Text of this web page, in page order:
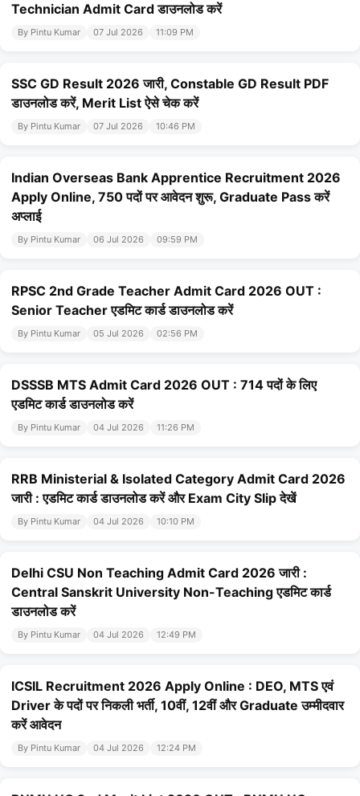
Technician Admit Card डाउनलोड करें
By Pintu Kumar 07 Jul 2026 11:09 PM
SSC GD Result 2026 जारी, Constable GD Result PDF
डाउनलोड करें, Merit List ऐसे चेक करें
By Pintu Kumar 07 Jul 2026 10:46 PM
Indian Overseas Bank Apprentice Recruitment 2026
Apply Online, 750 पदों पर आवेदन शुरू, Graduate Pass करें
अप्लाई
By Pintu Kumar 06 Jul 2026 09:59 PM
RPSC 2nd Grade Teacher Admit Card 2026 OUT :
Senior Teacher एडमिट कार्ड डाउनलोड करें
By Pintu Kumar 05 Jul 2026 02:56 PM
DSSSB MTS Admit Card 2026 OUT : 714 पदों के लिए
एडमिट कार्ड डाउनलोड करें
By Pintu Kumar 04 Jul 2026 11:26 PM
RRB Ministerial & Isolated Category Admit Card 2026
जारी : एडमिट कार्ड डाउनलोड करें और Exam City Slip देखें
By Pintu Kumar 04 Jul 2026 10:10 PM
Delhi CSU Non Teaching Admit Card 2026 जारी :
Central Sanskrit University Non-Teaching एडमिट कार्ड
डाउनलोड करें
By Pintu Kumar 04 Jul 2026 12:49 PM
ICSIL Recruitment 2026 Apply Online : DEO, MTS एवं
Driver के पदों पर निकली भर्ती, 10वीं, 12वीं और Graduate उम्मीदवार
करें आवेदन
By Pintu Kumar 04 Jul 2026 12:24 PM